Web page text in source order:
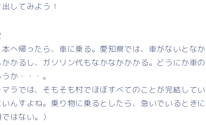
してみよう！
本へ帰ったら、車に乗る。愛知県では、車がないとな
かるし、ガソリン代もなかなかかかる。どうにか車
か・・・。
マラでは、そもそも村でほぼすべてのことが完結して
いんすよね。乗り物に乗るとしたら、急いでいるとき
はない。）